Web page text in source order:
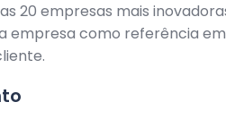
20 empresas mais
empresa como referência em